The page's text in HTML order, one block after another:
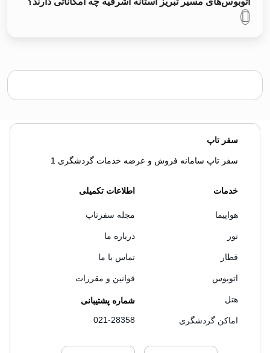
سفر تاپ
سفر تاپ سامانه فروش و عرضه خدمات گردشگری 1
خدمات
هواپیما
تور
قطار
اتوبوس
هتل
اماکن گردشگری
اطلاعات تکمیلی
مجله سفرتاپ
درباره ما
تماس با ما
قوانین و مقررات
شماره پشتیبانی
021-28358